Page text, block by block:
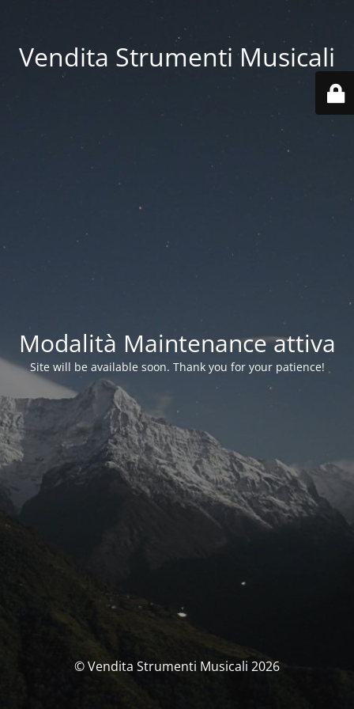
Vendita Strumenti Musicali
Modalità Maintenance attiva
Site will be available soon. Thank you for your patience!
© Vendita Strumenti Musicali 2026